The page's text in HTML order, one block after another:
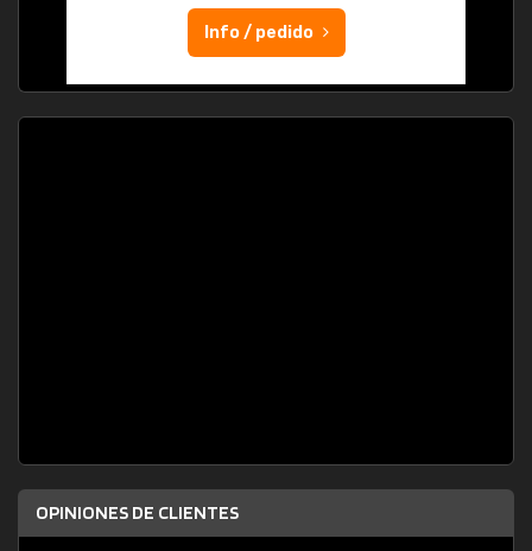
Info / pedido
OPINIONES DE CLIENTES